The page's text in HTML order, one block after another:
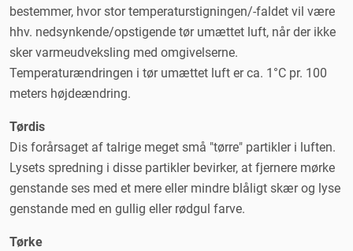
bestemmer, hvor stor temperaturstigningen/-faldet vil være
hhv. nedsynkende/opstigende tør umættet luft, når der ikke
sker varmeudveksling med omgivelserne.
Temperaturændringen i tør umættet luft er ca. 1°C pr. 100
meters højdeændring.
Tørdis
Dis forårsaget af talrige meget små "tørre" partikler i luften.
Lysets spredning i disse partikler bevirker, at fjernere mørke
genstande ses med et mere eller mindre blåligt skær og lyse
genstande med en gullig eller rødgul farve.
Tørke